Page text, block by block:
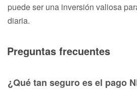
puede ser una inversión valiosa
diaria.
Preguntas frecuentes
¿Qué tan seguro es el pago